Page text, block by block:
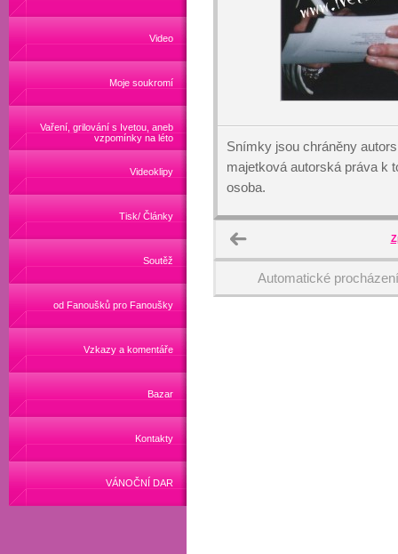
Video
Moje soukromí
Vaření, grilování s Ivetou, aneb
vzpomínky na léto
Videoklipy
Tisk/ Články
Soutěž
od Fanoušků pro Fanoušky
Vzkazy a komentáře
Bazar
Kontakty
VÁNOČNÍ DAR
Snímky jsou chráněny
majetková autorská práva k
osoba.
Automatické